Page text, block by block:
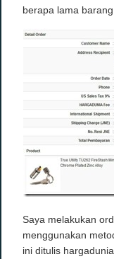
berapa lama
Saya melakukan
menggunakan
ini ditulis